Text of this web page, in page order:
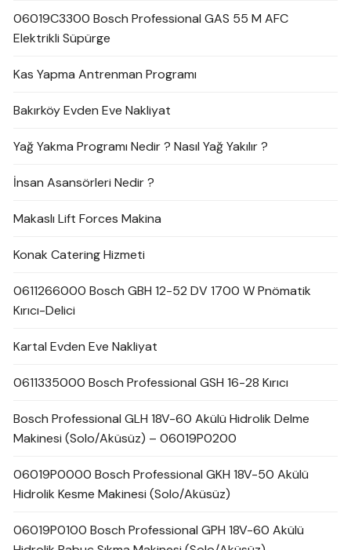
06019C3300 Bosch Professional GAS 55 M AFC
Elektrikli Süpürge
Kas Yapma Antrenman Programı
Bakırköy Evden Eve Nakliyat
Yağ Yakma Programı Nedir ? Nasıl Yağ Yakılır ?
İnsan Asansörleri Nedir ?
Makaslı Lift Forces Makina
Konak Catering Hizmeti
0611266000 Bosch GBH 12-52 DV 1700 W Pnömatik
Kırıcı-Delici
Kartal Evden Eve Nakliyat
0611335000 Bosch Professional GSH 16-28 Kırıcı
Bosch Professional GLH 18V-60 Akülü Hidrolik Delme
Makinesi (Solo/Aküsüz) – 06019P0200
06019P0000 Bosch Professional GKH 18V-50 Akülü
Hidrolik Kesme Makinesi (Solo/Aküsüz)
06019P0100 Bosch Professional GPH 18V-60 Akülü